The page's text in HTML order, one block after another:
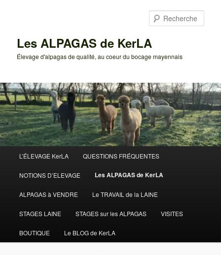
Les ALPAGAS de KerLA
Élevage d'alpagas de qualité, au coeur du bocage mayennais
principal
L’ÉLEVAGE KerLA QUESTIONS FRÉQUENTES
NOTIONS D’ELEVAGE Les ALPAGAS de KerLA
ALPAGAS à VENDRE Le TRAVAIL de la LAINE
STAGES LAINE STAGES sur les ALPAGAS VISITES
BOUTIQUE Le BLOG de KerLA